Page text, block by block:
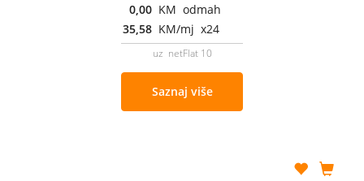
0,00 KM odmah
35,58 KM/mj x24
uz netFlat 10
Saznaj više